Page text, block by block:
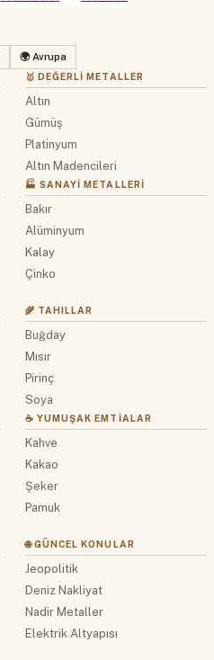
🌍 Avrupa
🥇 DEĞERLI METALLER
Altın
Gümüş
Platinyum
Altın Madencileri
🏭 SANAYI METALLERI
Bakır
Alüminyum
Kalay
Çinko
🌾 TAHILLAR
Buğday
Mısır
Pirinç
Soya
☕ YUMUŞAK EMTIALAR
Kahve
Kakao
Şeker
Pamuk
🌐 GÜNCEL KONULAR
Jeopolitik
Deniz Nakliyat
Nadir Metaller
Elektrik Altyapısı